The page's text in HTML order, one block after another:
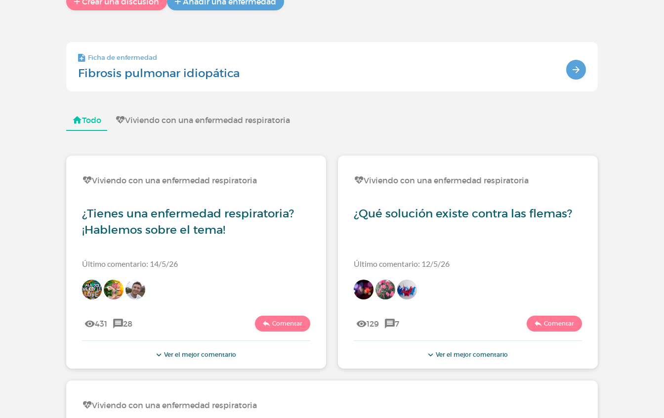
Ficha de enfermedad
Fibrosis pulmonar idiopática
Todo Viviendo con una enfermedad respiratoria
Viviendo con una enfermedad respiratoria
¿Tienes una enfermedad respiratoria?
¡Hablemos sobre el tema!
Último comentario: 14/5/26
431 28 Comentar
Ver el mejor comentario
Viviendo con una enfermedad respiratoria
¿Qué solución existe contra las flemas?
Último comentario: 12/5/26
129 7 Comentar
Ver el mejor comentario
Viviendo con una enfermedad respiratoria